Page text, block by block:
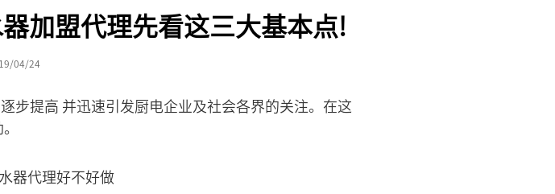
加盟代理先看这三大基本点!
04/24
步提高 并迅速引发厨电企业及社会各界的关注。在这